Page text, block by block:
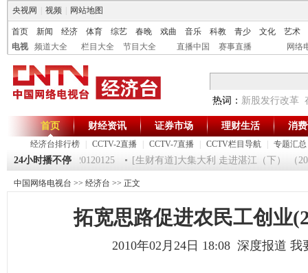
央视网 视频 网站地图
首页 新闻 经济 体育 综艺 春晚 戏曲 音乐 科教 青少 文化
艺术
电视
频道大全 栏目大全 节目大全 直播中国 赛事直播 网络
热词： 新股发行改革
首页
经济台排行榜 CCTV-2直播 CCTV-7直播 CCTV栏目导航 专题汇总
财经资讯 证券市场 理财生活 消
24小时播不停
《第一时间》 20120125 [生财有道]大集大利 走进湛江（下） （
中国网络电视台 >> 经济台 >> 正文
拓宽思路促进农民工创业
2010年02月24日 18:08 深度报道 我